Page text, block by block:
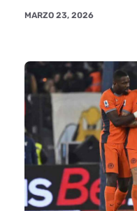
MARZO 23, 2026